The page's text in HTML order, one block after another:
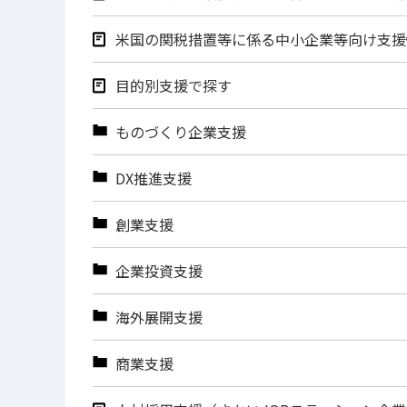
米国の関税措置等に係る中小企業等向け支
目的別支援で探す
ものづくり企業支援
DX推進支援
創業支援
企業投資支援
海外展開支援
商業支援